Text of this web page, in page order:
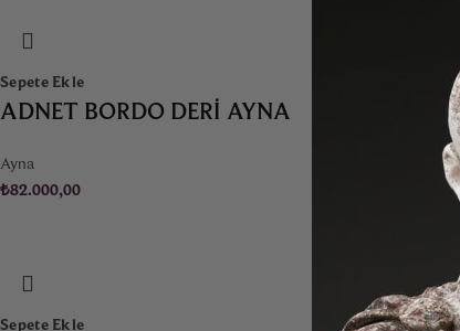
Sepete Ekle
ADNET BORDO DERI AYNA
Ayna
₺82.000,00
Sepete Ekle